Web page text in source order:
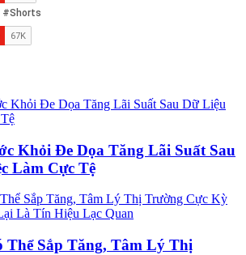
Khỏi Đe Dọa Tăng Lãi Suất Sau
Làm Cực Tệ
Thể Sắp Tăng, Tâm Lý Thị